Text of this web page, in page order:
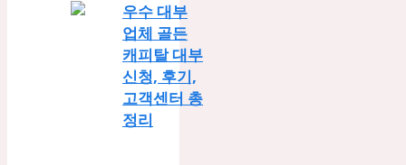
우수 대부
업체 골든
캐피탈 대부
신청, 후기,
고객센터 총
정리